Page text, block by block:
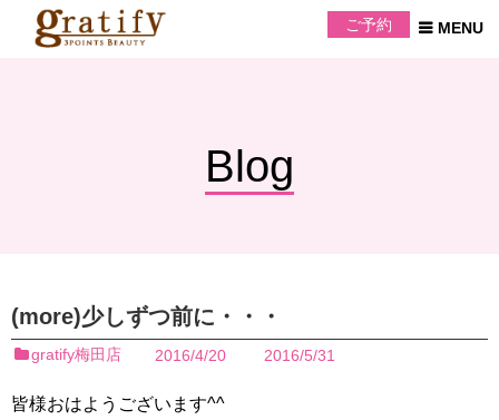
ご予約
Blog
(more)少しずつ前に・・・
2016/4/20 2016/5/31
gratify梅田店
皆様おはようございます^^